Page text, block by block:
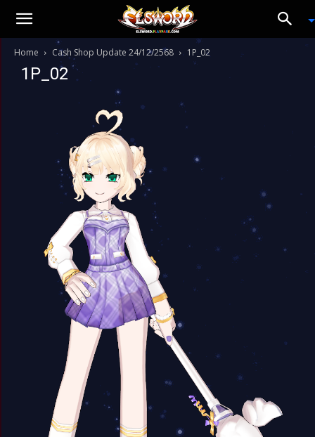
Home Cash Shop Update 24/12/2568 1P_02
1P_02